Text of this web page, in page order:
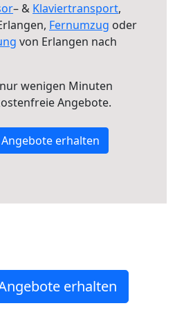
– & Klaviertransport,
Fernumzug oder
von Erlangen nach
wenigen Minuten
Angebote.
erhalten
erhalten